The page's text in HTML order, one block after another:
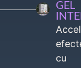
GEL
cu